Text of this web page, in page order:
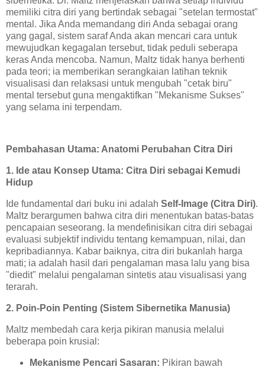
memiliki citra diri yang bertindak sebagai "setelan termostat"
mental. Jika Anda memandang diri Anda sebagai orang
yang gagal, sistem saraf Anda akan mencari cara untuk
mewujudkan kegagalan tersebut, tidak peduli seberapa
keras Anda mencoba. Namun, Maltz tidak hanya berhenti
pada teori; ia memberikan serangkaian latihan teknik
visualisasi dan relaksasi untuk mengubah "cetak biru"
mental tersebut guna mengaktifkan "Mekanisme Sukses"
yang selama ini terpendam.
Pembahasan Utama: Anatomi Perubahan Citra Diri
1. Ide atau Konsep Utama: Citra Diri sebagai Kemudi
Hidup
Ide fundamental dari buku ini adalah Self-Image (Citra Diri).
Maltz berargumen bahwa citra diri menentukan batas-batas
pencapaian seseorang. Ia mendefinisikan citra diri sebagai
evaluasi subjektif individu tentang kemampuan, nilai, dan
kepribadiannya. Kabar baiknya, citra diri bukanlah harga
mati; ia adalah hasil dari pengalaman masa lalu yang bisa
"diedit" melalui pengalaman sintetis atau visualisasi yang
terarah.
2. Poin-Poin Penting (Sistem Sibernetika Manusia)
Maltz membedah cara kerja pikiran manusia melalui
beberapa poin krusial:
Mekanisme Pencari Sasaran: Pikiran bawah